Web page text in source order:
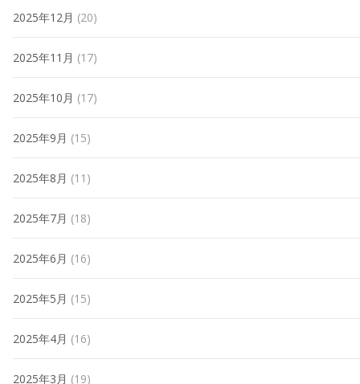
2025年12月 (20)
2025年11月 (17)
2025年10月 (17)
2025年9月 (15)
2025年8月 (11)
2025年7月 (18)
2025年6月 (16)
2025年5月 (15)
2025年4月 (16)
2025年3月 (19)